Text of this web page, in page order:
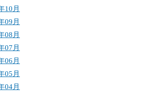
10月
09月
08月
07月
06月
05月
04月